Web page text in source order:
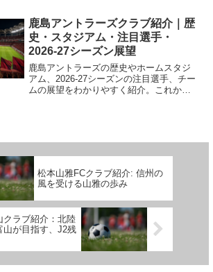
鹿島アントラーズクラブ紹介｜歴
史・スタジアム・注目選手・
2026-27シーズン展望
鹿島アントラーズの歴史やホームスタジ
アム、2026-27シーズンの注目選手、チー
ムの展望をわかりやすく紹介。これから
松本山雅FCクラブ紹介: 信州の
風を受ける山雅の歩み
クラブ紹介：北陸
山が目指す、J2残